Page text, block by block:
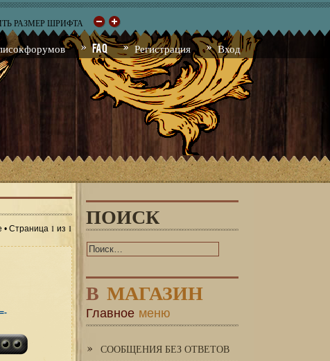
РАЗМЕР ШРИФТА
форумов FAQ Регистрация Вход
• Страница 1 из 1
ПОИСК
В МАГАЗИН
Главное меню
СООБЩЕНИЯ БЕЗ ОТВЕТОВ